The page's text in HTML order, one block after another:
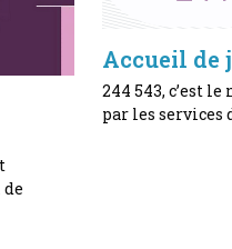
Accueil de
244 543, c’est
par les services